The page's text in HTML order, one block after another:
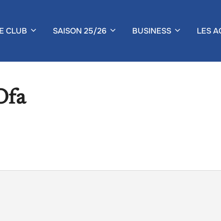
CLUB SAISON 25/26 BUSINESS LES